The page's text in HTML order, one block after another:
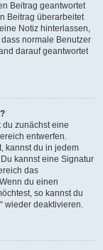
Beitrag geantwortet
Beitrag überarbeitet
Notiz hinterlassen,
normale Benutzer
darauf geantwortet
zunächst eine
entwerfen.
kannst du in jedem
kannst eine Signatur
das
du einen
so kannst du
wieder deaktivieren.